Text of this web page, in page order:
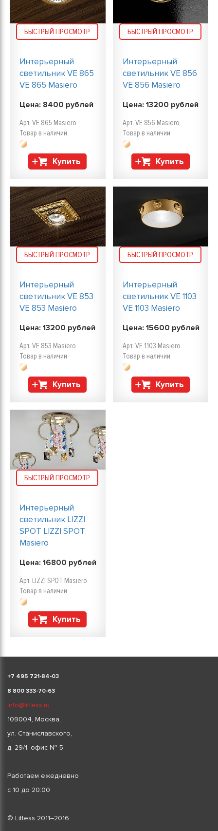
БЫСТРЫЙ ПРОСМОТР
Интерьерный
светильник VE 865
VE 865 Masiero
Цена: 8400 рублей
Арт. VE 865 Masiero
Товар в наличии
Купить
БЫСТРЫЙ ПРОСМОТР
Интерьерный
светильник VE 856
VE 856 Masiero
Цена: 13200 рублей
Арт. VE 856 Masiero
Товар в наличии
Купить
БЫСТРЫЙ ПРОСМОТР
Интерьерный
светильник VE 853
VE 853 Masiero
Цена: 13200 рублей
Арт. VE 853 Masiero
Товар в наличии
Купить
БЫСТРЫЙ ПРОСМОТР
Интерьерный
светильник VE 1103
VE 1103 Masiero
Цена: 15600 рублей
Арт. VE 1103 Masiero
Товар в наличии
Купить
БЫСТРЫЙ ПРОСМОТР
Интерьерный
светильник LIZZI
SPOT LIZZI SPOT
Masiero
Цена: 16800 рублей
Арт. LIZZI SPOT Masiero
Товар в наличии
Купить
+7 495 721-84-03
8 800 333-70-63
info@littess.ru
109004, Москва,
ул. Станиславского,
д. 29/1, офис № 5
Работаем ежедневно
с 10 до 20:00
© Littess 2011–2016